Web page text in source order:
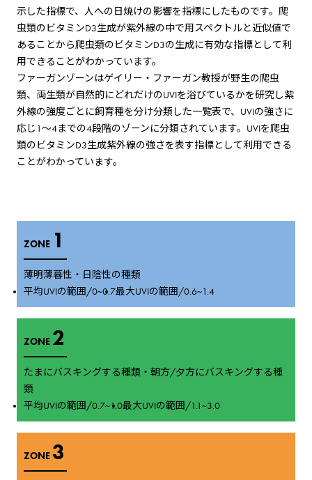
示した指標で、人への日焼けの影響を指標にしたものです。爬
虫類のビタミンD3生成が紫外線の中で用スペクトルと近似値で
あることから爬虫類のビタミンD3の生成に有効な指標として利
用できることがわかっています。
ファーガンゾーンはゲイリー・ファーガン教授が野生の爬虫
類、両生類が自然的にどれだけのUVIを浴びているかを研究し紫
外線の強度ごとに飼育種を分け分類した一覧表で、UVIの強さに
応じ1～4までの4段階のゾーンに分類されています。UVIを爬虫
類のビタミンD3生成紫外線の強さを表す指標として利用できる
ことがわかっています。
ZONE 1
薄明薄暮性・日陰性の種類
平均UVIの範囲/0~0.7最大UVIの範囲/0.6~1.4
ZONE 2
たまにバスキングする種類・朝方/夕方にバスキングする種
類
平均UVIの範囲/0.7~1.0最大UVIの範囲/1.1~3.0
ZONE3